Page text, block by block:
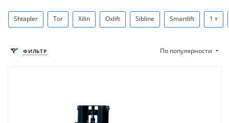
Shtapler Tor Xilin Oxlift Sibline Smartlift 1 т
ФИЛЬТР По популярности